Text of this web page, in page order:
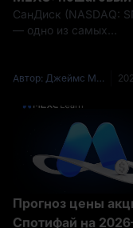
СанДиск (NASDAQ:
— одно из самых
NAND-флеш-памяти,
миру покупка акций
напрямую — это
медленно или просто
Автор: Джеймс Митчелл (James Mitchell)
Прогноз цены
Спотифай на